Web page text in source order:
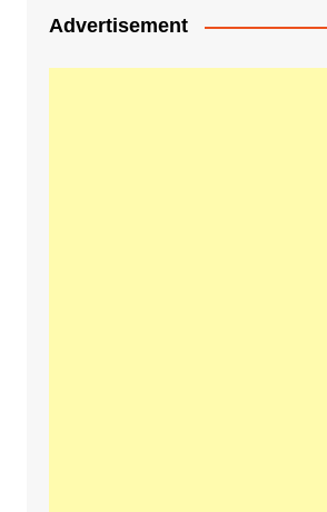
Advertisement